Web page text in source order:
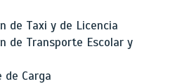
de Taxi y de Licencia
de Transporte Escolar y
de Carga